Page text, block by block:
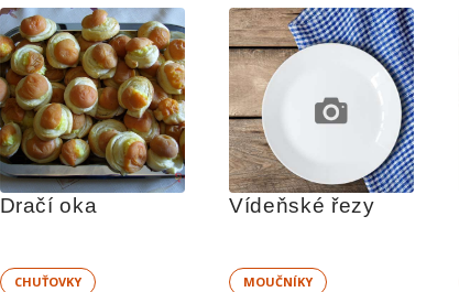
Dračí oka
CHUŤOVKY
Vídeňské řezy
MOUČNÍKY